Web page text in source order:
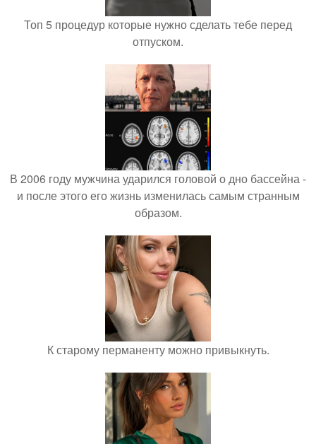
Топ 5 процедур которые нужно сделать тебе перед
отпуском.
В 2006 году мужчина ударился головой о дно бассейна -
и после этого его жизнь изменилась самым странным
образом.
К старому перманенту можно привыкнуть.